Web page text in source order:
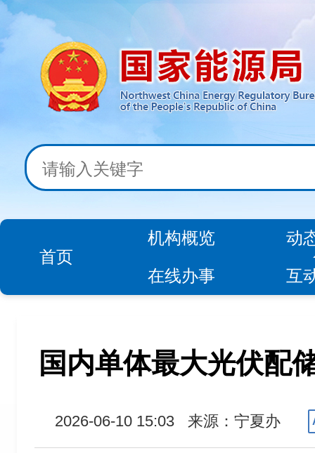
首页
机构概览
动
在线办事
互
国内单体最大光伏配
2026-06-10 15:03 来源：宁夏办